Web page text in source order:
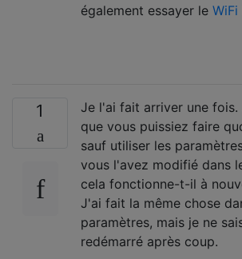
également essayer le WiFi
1
Je l'ai fait arriver une fois.
que vous puissiez faire
sauf utiliser les
vous l'avez modifié dans
cela fonctionne-t-il à
J'ai fait la même chose
paramètres, mais je ne
redémarré après coup.